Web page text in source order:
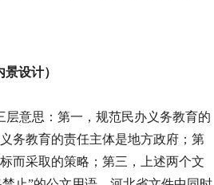
设计）
意思：第一，规范民办义务教育的
务教育的责任主体是地方政府；第
而采取的策略；第三，上述两个文